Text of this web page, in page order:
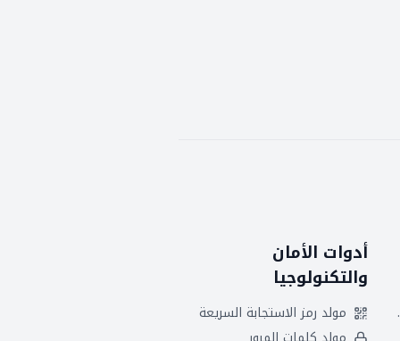
أدوات الأمان
والتكنولوجيا
مولد رمز الاستجابة السريعة